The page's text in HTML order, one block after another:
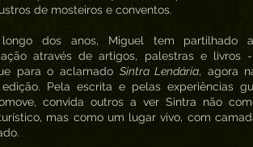
de mosteiros e conventos.
dos anos, Miguel tem partilhado
através de artigos, palestras e livros
para o aclamado Sintra Lendária, agora
Pela escrita e pelas experiências
convida outros a ver Sintra não
mas como um lugar vivo, com